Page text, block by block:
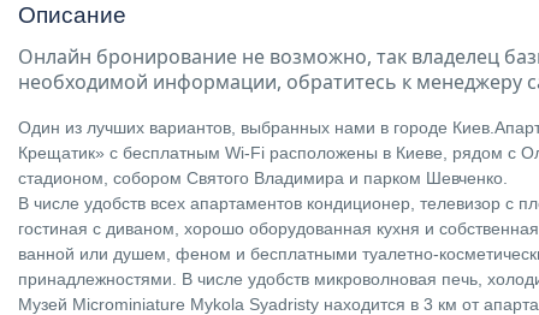
Описание
Онлайн бронирование не возможно, так владелец
необходимой информации, обратитесь к менеджеру
Один из лучших вариантов, выбранных нами в городе
Крещатик» с бесплатным Wi-Fi расположены в Киеве, рядом с
стадионом, собором Святого Владимира и парком Шевченко.
В числе удобств всех апартаментов кондиционер, телевизор с
гостиная с диваном, хорошо оборудованная кухня и
ванной или душем, феном и бесплатными туалетно-
принадлежностями. В числе удобств микроволновая печь,
Музей Microminiature Mykola Syadristy находится в 3 км от